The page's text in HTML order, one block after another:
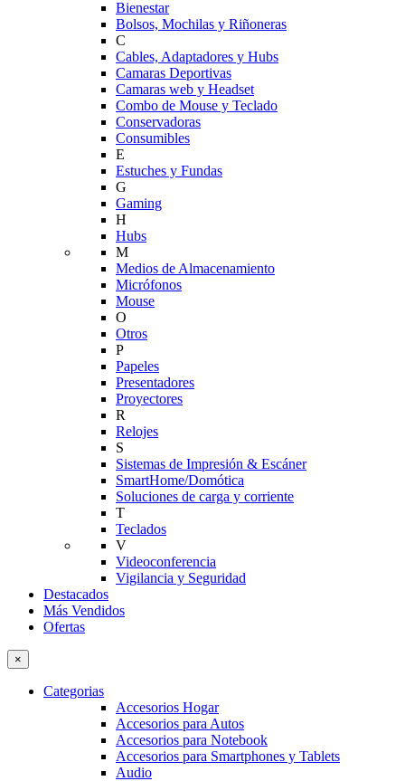
Bienestar
Bolsos, Mochilas y Riñoneras
C
Cables, Adaptadores y Hubs
Camaras Deportivas
Camaras web y Headset
Combo de Mouse y Teclado
Conservadoras
Consumibles
E
Estuches y Fundas
G
Gaming
H
Hubs
M
Medios de Almacenamiento
Micrófonos
Mouse
O
Otros
P
Papeles
Presentadores
Proyectores
R
Relojes
S
Sistemas de Impresión & Escáner
SmartHome/Domótica
Soluciones de carga y corriente
T
Teclados
V
Videoconferencia
Vigilancia y Seguridad
Destacados
Más Vendidos
Ofertas
×
Categorias
Accesorios Hogar
Accesorios para Autos
Accesorios para Notebook
Accesorios para Smartphones y Tablets
Audio